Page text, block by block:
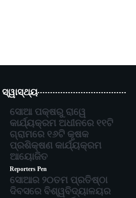
ସ୍ୱାସ୍ଥ୍ୟ
ସୋଆ ପକ୍ଷରୁ ରାୱେ
କାର୍ଯ୍ୟକ୍ରମ ଅଧୀନରେ ୧୧ଟି
ଗ୍ରାମରେ ୧୬ଟି କୃଷକ
ପ୍ରଶିକ୍ଷଣ କାର୍ଯ୍ୟକ୍ରମ
ଆୟୋଜିତ
Reporters Pen
ସୋଆର ୨୦ତମ ପ୍ରତିଷ୍ଠା
ଦିବସରେ ବିଶ୍ୱବିଦ୍ୟାଳୟର